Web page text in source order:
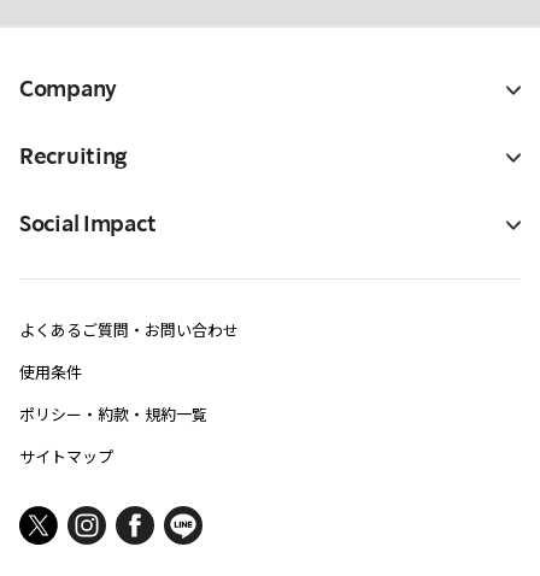
Company
Recruiting
Social Impact
よくあるご質問・お問い合わせ
使用条件
ポリシー・約款・規約一覧
サイトマップ